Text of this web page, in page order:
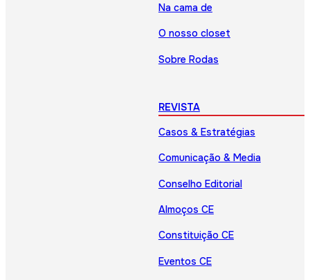
Na cama de
O nosso closet
Sobre Rodas
REVISTA
Casos & Estratégias
Comunicação & Media
Conselho Editorial
Almoços CE
Constituição CE
Eventos CE